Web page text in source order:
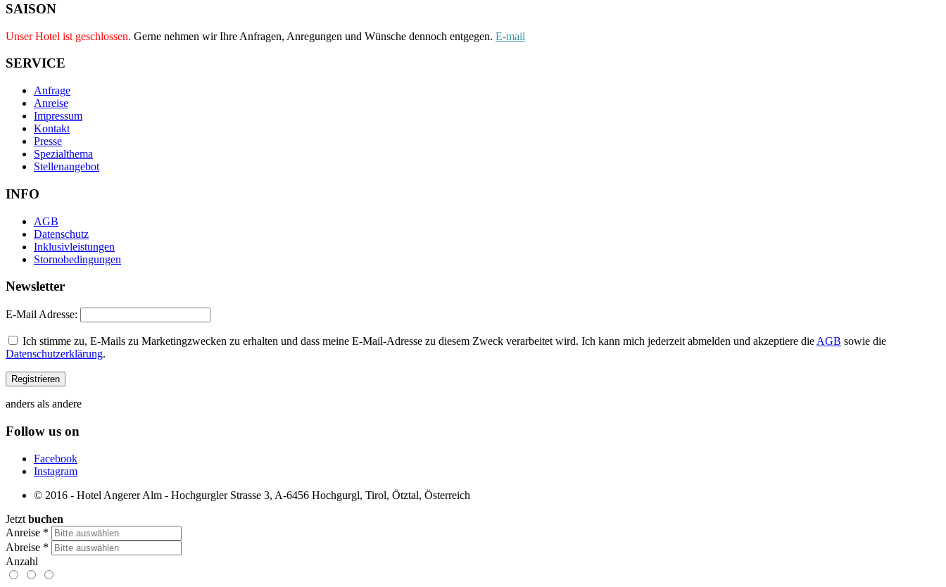
SAISON
Unser Hotel ist geschlossen. Gerne nehmen wir Ihre Anfragen, Anregungen und Wünsche dennoch entgegen. E-mail
SERVICE
Anfrage
Anreise
Impressum
Kontakt
Presse
Spezialthema
Stellenangebot
INFO
AGB
Datenschutz
Inklusivleistungen
Stornobedingungen
Newsletter
E-Mail Adresse:
Ich stimme zu, E-Mails zu Marketingzwecken zu erhalten und dass meine E-Mail-Adresse zu diesem Zweck verarbeitet wird. Ich kann mich jederzeit abmelden und akzeptiere die AGB sowie die
Datenschutzerklärung.
anders als andere
Follow us on
Facebook
Instagram
© 2016 - Hotel Angerer Alm - Hochgurgler Strasse 3, A-6456 Hochgurgl, Tirol, Ötztal, Österreich
Jetzt buchen
Anreise *
Abreise *
Anzahl